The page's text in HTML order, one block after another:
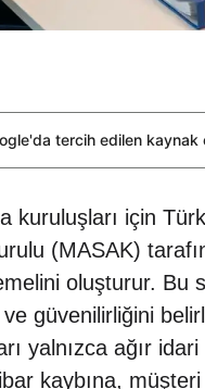
tercih edilen
kuruluşları için
(MASAK)
oluşturur. Bu
ve güvenilirliğini
yalnızca ağır
kaybına,